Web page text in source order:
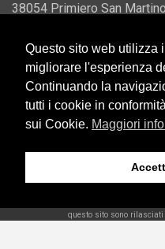
38054 Primiero San
Vantaggi da
questo sito sono rilasciati
Questo sito web utilizza
migliorare l'esperienza
Continuando la
tutti i cookie in
sui Cookie. Maggiori